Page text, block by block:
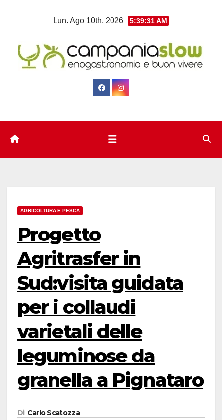
Lun. Ago 10th, 2026 5:39:31 AM
AGRICOLTURA E PESCA
Progetto
Agritrasfer in
Sud:visita guidata
per i collaudi
varietali delle
leguminose da
granella a Pignataro
Di Carlo Scatozza